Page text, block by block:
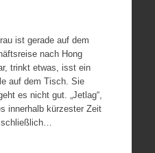
ist gerade auf dem
nach Hong
trinkt etwas, isst ein
auf dem Tisch. Sie
es nicht gut. „Jetlag“,
innerhalb kürzester Zeit